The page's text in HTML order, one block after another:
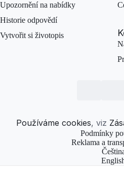
Upozornění na nabídky
Historie odpovědí
Vytvořit si životopis
Používáme cookies, viz
Podmínky
Reklama a